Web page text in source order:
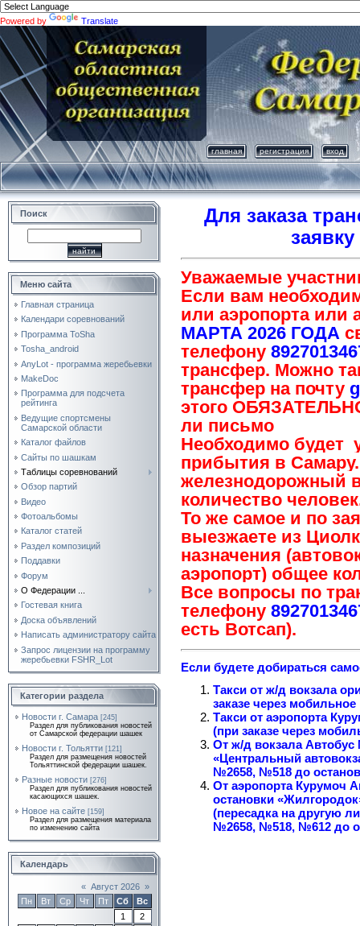
Powered by Translate
главная регистрация вход
Поиск
Меню сайта
Главная страница
Календари соревнований
Программа ToSha
Tosha_android
AnyLot - программа жеребьевки
MakeDoc
Программа для подсчета
рейтинга
Ведущие спортсмены
Самарской области
Каталог файлов
Сайты по шашкам
Таблицы соревнований
Обзор партий
Видео
Фотоальбомы
Каталог статей
Раздел композиций
Поддавки
Форум
О Федерации ...
Гостевая книга
Доска объявлений
Написать администратору сайта
Запрос лицензии на программу
жеребьевки FSHR_Lot
Категории раздела
Новости г. Самара [245]
Раздел для публикования новостей
от Самарской федерации шашек
Новости г. Тольятти [121]
Раздел для размещения новостей
Тольяттинской федерации шашек.
Разные новости [276]
Раздел для публикования новостей
касающихся шашек.
Новое на сайте [159]
Раздел для размещения материала
по изменению сайта
Календарь
« Август 2026 »
Пн
Вт Ср Чт Пт Сб
Вс
1
2
Для заказа
Уважаемые
Если вам
или аэропорта или
МАРТА 2026 ГОДА
телефону
трансфер. Можно
трансфер на почту
этого
ли письмо
Необходимо будет
прибытия в
железнодорожный
количество
То же самое и по
выезжаете из
назначения
аэропорт) общее
Все вопросы по
телефону
есть Вотсап).
Если будете добираться
Такси от ж/д вокзала
заказе через
Такси от аэропорта
(при заказе через
От ж/д вокзала
«Центральный
№2658, №518 до
От аэропорта Курумоч
остановки
(пересадка на другую
№2658, №518, №612 до